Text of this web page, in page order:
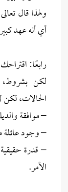
ولهذا قال
أي أنه عهد
رابعًا:
لكن
الحالات، لكن
– موافقة
– وجود عائلة
– قدرة
الأمر.